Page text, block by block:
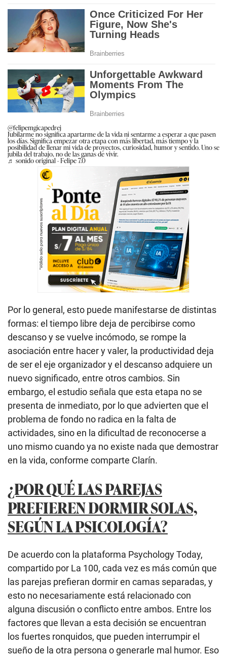
@felipemgicapedrej
Jubilarme no significa apartarme de la vida ni sentarme a esperar a que pasen
los días. Significa empezar otra etapa con más libertad, más tiempo y la
posibilidad de llenar mi vida de proyectos, curiosidad, humor y sentido. Uno se
jubila del trabajo, no de las ganas de vivir.
♬ sonido original - Felipe 7.0
Por lo general, esto puede manifestarse de distintas
formas: el tiempo libre deja de percibirse como
descanso y se vuelve incómodo, se rompe la
asociación entre hacer y valer, la productividad deja
de ser el eje organizador y el descanso adquiere un
nuevo significado, entre otros cambios. Sin
embargo, el estudio señala que esta etapa no se
presenta de inmediato, por lo que advierten que el
problema de fondo no radica en la falta de
actividades, sino en la dificultad de reconocerse a
uno mismo cuando ya no existe nada que demostrar
en la vida, conforme comparte Clarín.
¿POR QUÉ LAS PAREJAS
PREFIEREN DORMIR SOLAS,
SEGÚN LA PSICOLOGÍA?
De acuerdo con la plataforma Psychology Today,
compartido por La 100, cada vez es más común que
las parejas prefieran dormir en camas separadas, y
esto no necesariamente está relacionado con
alguna discusión o conflicto entre ambos. Entre los
factores que llevan a esta decisión se encuentran
los fuertes ronquidos, que pueden interrumpir el
sueño de la otra persona o generarle mal humor. Eso